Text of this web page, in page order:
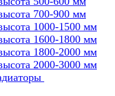
700-900 мм
1000-1500 мм
1600-1800 мм
1800-2000 мм
2000-3000 мм